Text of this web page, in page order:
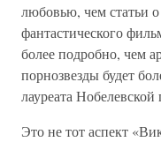
любовью, чем статьи
фантастического
более подробно, чем
порнозвезды будет
лауреата
Это не тот аспект